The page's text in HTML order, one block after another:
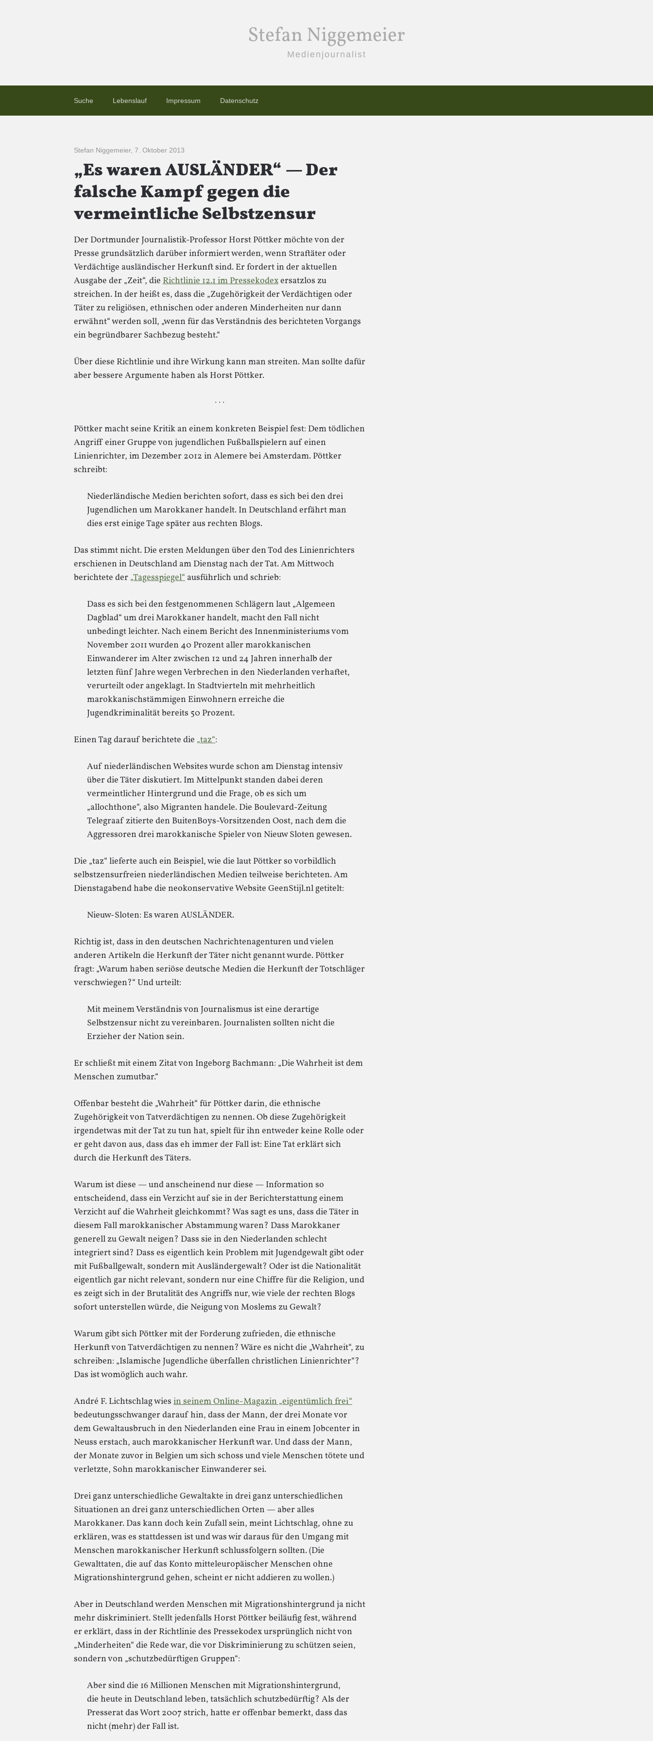
Stefan Niggemeier
Medienjournalist
Suche Lebenslauf Impressum Datenschutz
Stefan Niggemeier, 7. Oktober 2013
„Es waren AUSLÄNDER“ — Der
falsche Kampf gegen die
vermeintliche Selbstzensur
Der Dortmunder Journalistik-Professor Horst Pöttker möchte von der
Presse grundsätzlich darüber informiert werden, wenn Straftäter oder
Verdächtige ausländischer Herkunft sind. Er fordert in der aktuellen
Ausgabe der „Zeit“, die Richtlinie 12.1 im Pressekodexersatzlos zu
streichen. In der heißt es, dass die „Zugehörigkeit der Verdächtigen oder
Täter zu religiösen, ethnischen oder anderen Minderheiten nur dann
erwähnt“ werden soll, „wenn für das Verständnis des berichteten Vorgangs
ein begründbarer Sachbezug besteht.“
Über diese Richtlinie und ihre Wirkung kann man streiten. Man sollte dafür
aber bessere Argumente haben als Horst Pöttker.
· · ·
Pöttker macht seine Kritik an einem konkreten Beispiel fest: Dem tödlichen
Angriff einer Gruppe von jugendlichen Fußballspielern auf einen
Linienrichter, im Dezember 2012 in Alemere bei Amsterdam. Pöttker
schreibt:
Niederländische Medien berichten sofort, dass es sich bei den drei
Jugendlichen um Marokkaner handelt. In Deutschland erfährt man
dies erst einige Tage später aus rechten Blogs.
Das stimmt nicht. Die ersten Meldungen über den Tod des Linienrichters
erschienen in Deutschland am Dienstag nach der Tat. Am Mittwoch
berichtete der „Tagesspiegel“ ausführlich und schrieb:
Dass es sich bei den festgenommenen Schlägern laut „Algemeen
Dagblad“ um drei Marokkaner handelt, macht den Fall nicht
unbedingt leichter. Nach einem Bericht des Innenministeriums vom
November 2011 wurden 40 Prozent aller marokkanischen
Einwanderer im Alter zwischen 12 und 24 Jahren innerhalb der
letzten fünf Jahre wegen Verbrechen in den Niederlanden verhaftet,
verurteilt oder angeklagt. In Stadtvierteln mit mehrheitlich
marokkanischstämmigen Einwohnern erreiche die
Jugendkriminalität bereits 50 Prozent.
Einen Tag darauf berichtete die „taz“:
Auf niederländischen Websites wurde schon am Dienstag intensiv
über die Täter diskutiert. Im Mittelpunkt standen dabei deren
vermeintlicher Hintergrund und die Frage, ob es sich um
„allochthone“, also Migranten handele. Die Boulevard-Zeitung
Telegraaf zitierte den BuitenBoys-Vorsitzenden Oost, nach dem die
Aggressoren drei marokkanische Spieler von Nieuw Sloten gewesen.
Die „taz“ lieferte auch ein Beispiel, wie die laut Pöttker so vorbildlich
selbstzensurfreien niederländischen Medien teilweise berichteten. Am
Dienstagabend habe die neokonservative Website GeenStijl.nl getitelt:
Nieuw-Sloten: Es waren AUSLÄNDER.
Richtig ist, dass in den deutschen Nachrichtenagenturen und vielen
anderen Artikeln die Herkunft der Täter nicht genannt wurde. Pöttker
fragt: „Warum haben seriöse deutsche Medien die Herkunft der Totschläger
verschwiegen?“ Und urteilt:
Mit meinem Verständnis von Journalismus ist eine derartige
Selbstzensur nicht zu vereinbaren. Journalisten sollten nicht die
Erzieher der Nation sein.
Er schließt mit einem Zitat von Ingeborg Bachmann: „Die Wahrheit ist dem
Menschen zumutbar.“
Offenbar besteht die „Wahrheit“ für Pöttker darin, die ethnische
Zugehörigkeit von Tatverdächtigen zu nennen. Ob diese Zugehörigkeit
irgendetwas mit der Tat zu tun hat, spielt für ihn entweder keine Rolle oder
er geht davon aus, dass das eh immer der Fall ist: Eine Tat erklärt sich
durch die Herkunft des Täters.
Warum ist diese — und anscheinend nur diese — Information so
entscheidend, dass ein Verzicht auf sie in der Berichterstattung einem
Verzicht auf die Wahrheit gleichkommt? Was sagt es uns, dass die Täter in
diesem Fall marokkanischer Abstammung waren? Dass Marokkaner
generell zu Gewalt neigen? Dass sie in den Niederlanden schlecht
integriert sind? Dass es eigentlich kein Problem mit Jugendgewalt gibt oder
mit Fußballgewalt, sondern mit Ausländergewalt? Oder ist die Nationalität
eigentlich gar nicht relevant, sondern nur eine Chiffre für die Religion, und
es zeigt sich in der Brutalität des Angriffs nur, wie viele der rechten Blogs
sofort unterstellen würde, die Neigung von Moslems zu Gewalt?
Warum gibt sich Pöttker mit der Forderung zufrieden, die ethnische
Herkunft von Tatverdächtigen zu nennen? Wäre es nicht die „Wahrheit“, zu
schreiben: „Islamische Jugendliche überfallen christlichen Linienrichter“?
Das ist womöglich auch wahr.
André F. Lichtschlag wies in seinem Online-Magazin „eigentümlich frei“
bedeutungsschwanger darauf hin, dass der Mann, der drei Monate vor
dem Gewaltausbruch in den Niederlanden eine Frau in einem Jobcenter in
Neuss erstach, auch marokkanischer Herkunft war. Und dass der Mann,
der Monate zuvor in Belgien um sich schoss und viele Menschen tötete und
verletzte, Sohn marokkanischer Einwanderer sei.
Drei ganz unterschiedliche Gewaltakte in drei ganz unterschiedlichen
Situationen an drei ganz unterschiedlichen Orten — aber alles
Marokkaner. Das kann doch kein Zufall sein, meint Lichtschlag, ohne zu
erklären, was es stattdessen ist und was wir daraus für den Umgang mit
Menschen marokkanischer Herkunft schlussfolgern sollten. (Die
Gewalttaten, die auf das Konto mitteleuropäischer Menschen ohne
Migrationshintergrund gehen, scheint er nicht addieren zu wollen.)
Aber in Deutschland werden Menschen mit Migrationshintergrund ja nicht
mehr diskriminiert. Stellt jedenfalls Horst Pöttker beiläufig fest, während
er erklärt, dass in der Richtlinie des Pressekodex ursprünglich nicht von
„Minderheiten“ die Rede war, die vor Diskriminierung zu schützen seien,
sondern von „schutzbedürftigen Gruppen“:
Aber sind die 16 Millionen Menschen mit Migrationshintergrund,
die heute in Deutschland leben, tatsächlich schutzbedürftig? Als der
Presserat das Wort 2007 strich, hatte er offenbar bemerkt, dass das
nicht (mehr) der Fall ist.